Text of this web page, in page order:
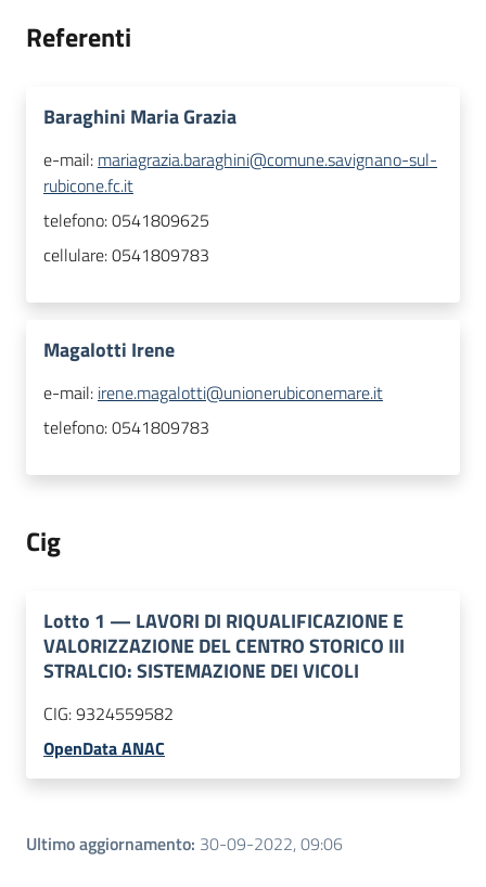
Referenti
Baraghini Maria Grazia
e-mail: mariagrazia.baraghini@comune.savignano-sul-
rubicone.fc.it
telefono:0541809625
cellulare:0541809783
Magalotti Irene
e-mail: irene.magalotti@unionerubiconemare.it
telefono:0541809783
Cig
Lotto 1 — LAVORI DI RIQUALIFICAZIONE E
VALORIZZAZIONE DEL CENTRO STORICO III
STRALCIO: SISTEMAZIONE DEI VICOLI
CIG:9324559582
OpenData ANAC
Ultimo aggiornamento: 30-09-2022, 09:06